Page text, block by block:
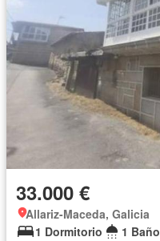
33.000 €
Allariz-Maceda, Galicia
1 Dormitorio
1 Baño